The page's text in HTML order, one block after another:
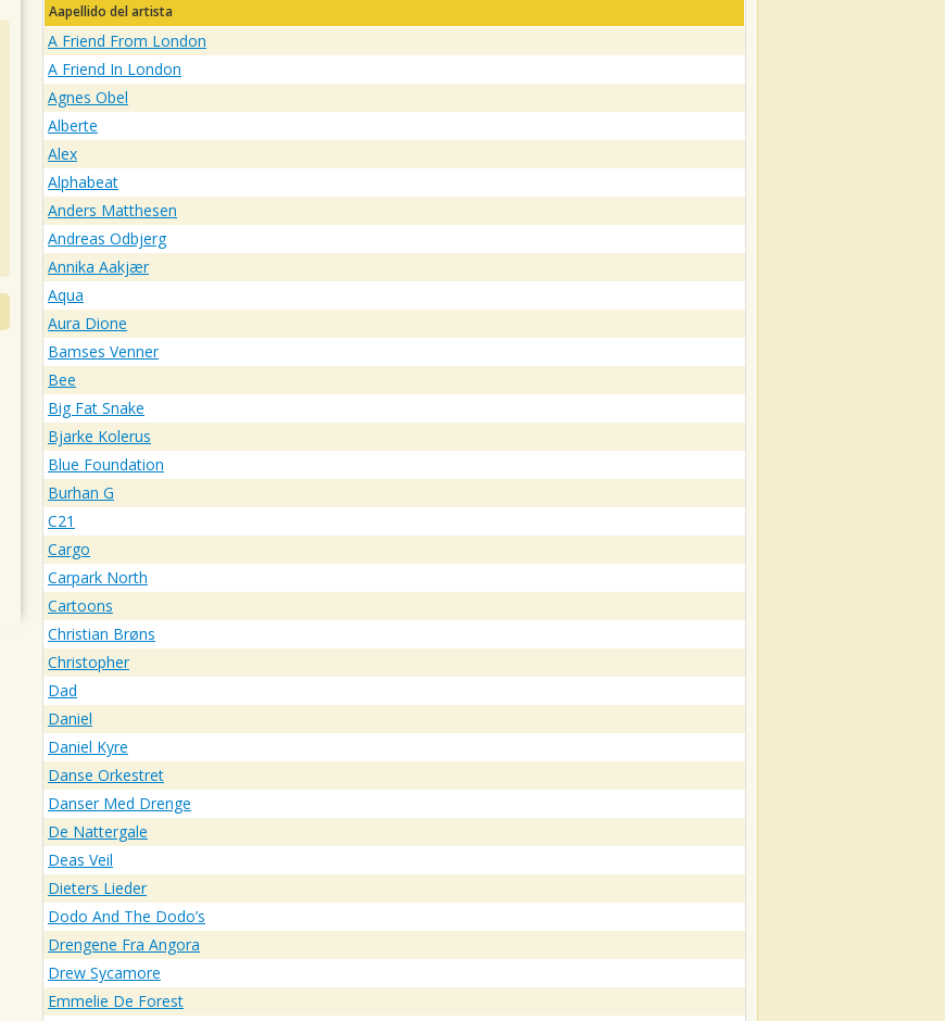
Aapellido del artista
A Friend From London
A Friend In London
Agnes Obel
Alberte
Alex
Alphabeat
Anders Matthesen
Andreas Odbjerg
Annika Aakjær
Aqua
Aura Dione
Bamses Venner
Bee
Big Fat Snake
Bjarke Kolerus
Blue Foundation
Burhan G
C21
Cargo
Carpark North
Cartoons
Christian Brøns
Christopher
Dad
Daniel
Daniel Kyre
Danse Orkestret
Danser Med Drenge
De Nattergale
Deas Veil
Dieters Lieder
Dodo And The Dodo’s
Drengene Fra Angora
Drew Sycamore
Emmelie De Forest